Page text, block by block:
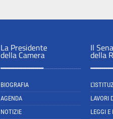
La Presidente
della Camera
BIOGRAFIA
AGENDA
NOTIZIE
Il
della
LAVORI
LEGGI E